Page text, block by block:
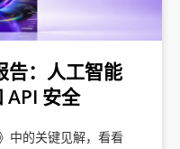
告：人工智能
API 安全
中的关键见解，看看